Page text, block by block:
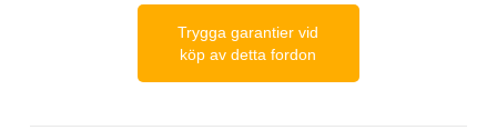
Trygga garantier vid
köp av detta fordon